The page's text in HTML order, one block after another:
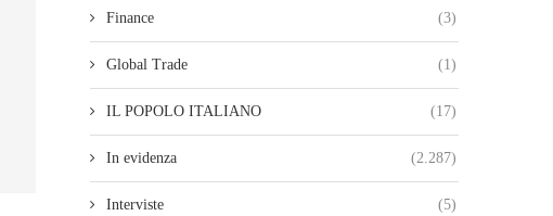
Finance (3)
Global Trade (1)
IL POPOLO ITALIANO (17)
In evidenza (2.287)
Interviste (5)